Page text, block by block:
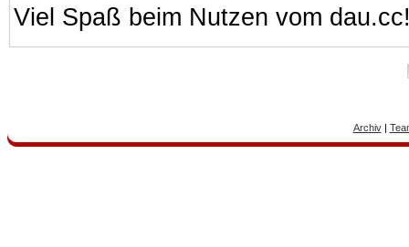
Viel Spaß beim Nutzen vom
Archiv|